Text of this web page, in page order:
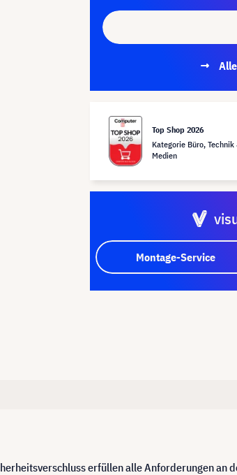
Top Shop 2026
Kategorie Büro, Technik
Medien
Montage-Service
erfüllen alle Anforderungen an